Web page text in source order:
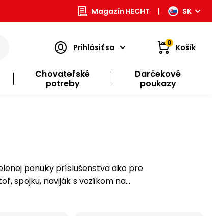
Magazín HECHT | SK
Prihlásiť sa 0 Košík
Chovateľské
potreby
Darčekové
poukazy
spojku, naviják s vozíkom na…